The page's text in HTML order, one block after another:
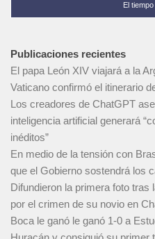
El
Publicaciones recientes
El papa León XIV viajará a la
Vaticano confirmó el itinerario
Los creadores de ChatGPT
inteligencia artificial generará
inéditos”
En medio de la tensión con
que el Gobierno sostendrá los
Difundieron la primera foto tras
por el crimen de su novio en
Boca le ganó le ganó 1-0 a